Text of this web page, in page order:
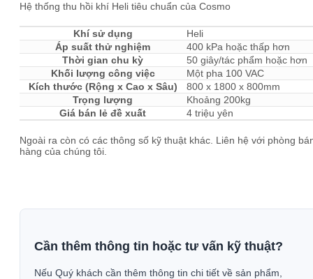
Hệ thống thu hồi khí Heli tiêu chuẩn của Cosmo
Khí sử dụng
Heli
Áp suất thử nghiệm
400 kPa hoặc thấp hơn
Thời gian chu kỳ
50 giây/tác phẩm hoặc hơn
Khối lượng công việc
Một pha 100 VAC
Kích thước (Rộng x Cao x Sâu)
800 x 1800 x 800mm
Trọng lượng
Khoảng 200kg
Giá bán lẻ đề xuất
4 triệu yên
Ngoài ra còn có các thông số kỹ thuật khác. Liên hệ với phòng
hàng của chúng tôi.
Cần thêm thông tin hoặc tư vấn kỹ thuật?
Nếu Quý khách cần thêm thông tin chi tiết về sản phẩm,